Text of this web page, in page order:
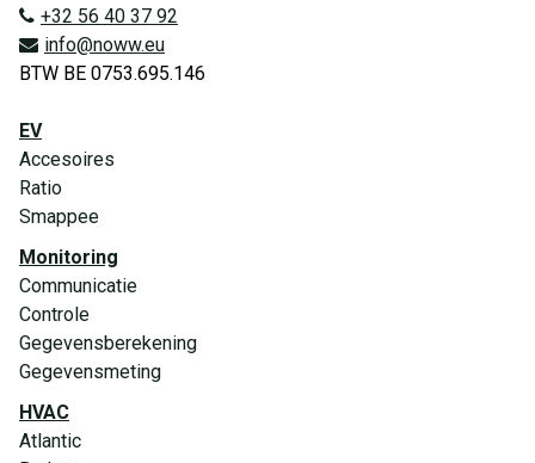
+32 56 40 37 92
info@noww.eu
BTW BE 0753.695.146
EV
Accesoires
Ratio
Smappee
Monitoring
Communicatie
Controle
Gegevensberekening
Gegevensmeting
HVAC
Atlantic